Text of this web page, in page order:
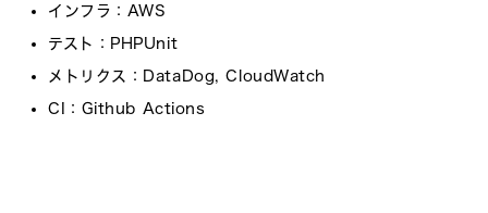
インフラ ：AWS
テスト ：PHPUnit
メトリクス ：DataDog, CloudWatch
CI ：Github Actions